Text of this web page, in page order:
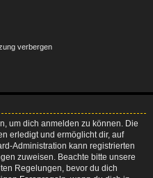
verbergen
um dich anmelden zu können. Die
erledigt und ermöglicht dir, auf
Administration kann registrierten
zuweisen. Beachte bitte unsere
Regelungen, bevor du dich